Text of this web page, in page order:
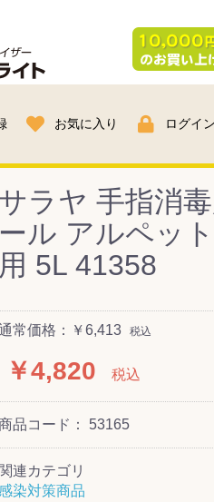
お気に入り ログイン
サラヤ 手指消
ール アルペッ
用 5L 41358
常価格：￥6,413 税込
￥4,820 税込
品コード： 53165
関連カテゴリ
染対策商品